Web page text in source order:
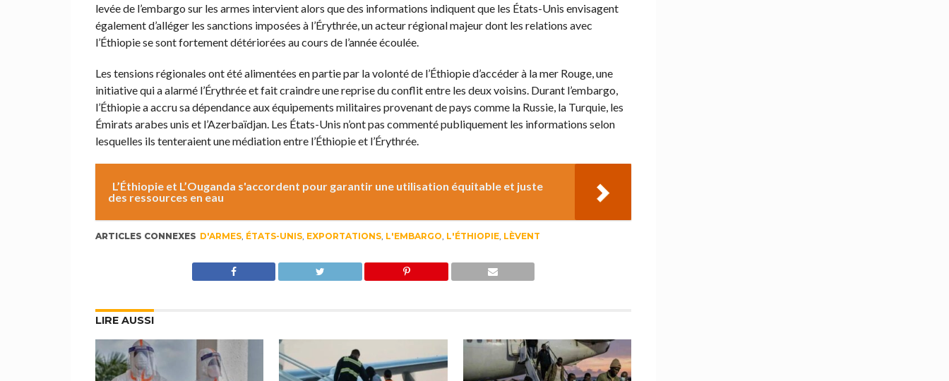
levée de l’embargo sur les armes intervient alors que des informations indiquent que les États-Unis envisagent
également d’alléger les sanctions imposées à l’Érythrée, un acteur régional majeur dont les relations avec
l’Éthiopie se sont fortement détériorées au cours de l’année écoulée.
Les tensions régionales ont été alimentées en partie par la volonté de l’Éthiopie d’accéder à la mer Rouge, une
initiative qui a alarmé l’Érythrée et fait craindre une reprise du conflit entre les deux voisins. Durant l’embargo,
l’Éthiopie a accru sa dépendance aux équipements militaires provenant de pays comme la Russie, la Turquie, les
Émirats arabes unis et l’Azerbaïdjan. Les États-Unis n’ont pas commenté publiquement les informations selon
lesquelles ils tenteraient une médiation entre l’Éthiopie et l’Érythrée.
L’Éthiopie et L’Ouganda s'accordent pour garantir une utilisation équitable et juste
des ressources en eau
ARTICLES CONNEXES D'ARMES, ÉTATS-UNIS, EXPORTATIONS, L'EMBARGO L'ÉTHIOPIE, LÈVENT
LIRE AUSSI